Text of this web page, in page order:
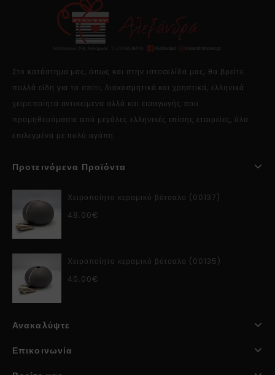
Στο κατάστημα μας, όπως και στην ιστοσελίδα μας, θα βρείτε
πολλά είδη για το σπίτι, διακοσμητικά και χρηστικά, ελληνικά
χειροποίητα αντικείμενα αλλά και εισαγωγής που
προμηθευόμαστε από μεγάλες ελληνικές επίσης εταιρείες, όλα
επιλεγμένα με πολύ αγάπη.
Προτεινόμενα Προϊόντα
Χειροποίητο κεραμικό βότσαλο (00137)
48.00€
Χειροποίητο κεραμικό βότσαλο (00135)
40.00€
Ανακαλύψτε
Επικοινωνία